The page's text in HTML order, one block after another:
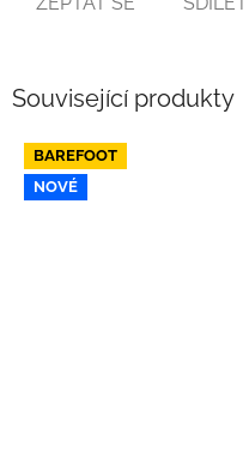
Související produkty
BAREFOOT
NOVÉ